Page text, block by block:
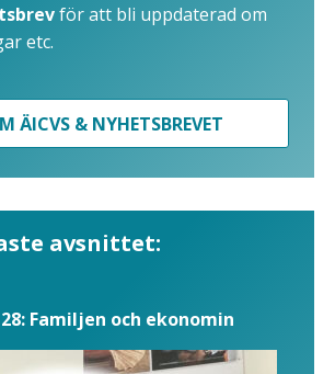
för att bli uppdaterad om
etc.
ÄICVS & NYHETSBREVET
avsnittet:
Familjen och ekonomin